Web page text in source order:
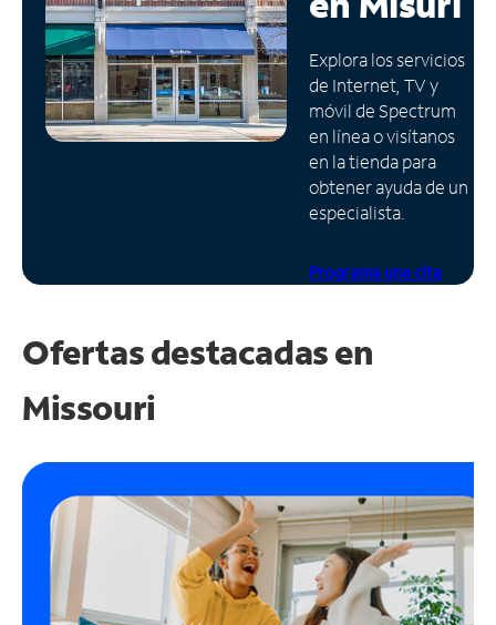
Administrar
cuenta
Encuentra
una
tienda
Explora los servicios
de Internet, TV y
móvil de Spectrum
en línea o visítanos
en la tienda para
obtener ayuda de un
especialista.
Programa una cita
Ofertas destacadas en
Missouri